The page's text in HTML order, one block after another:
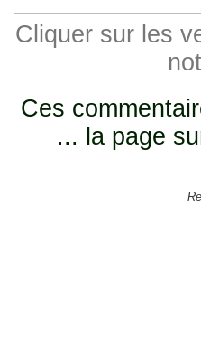
Cliquer sur les
Ces
... la page